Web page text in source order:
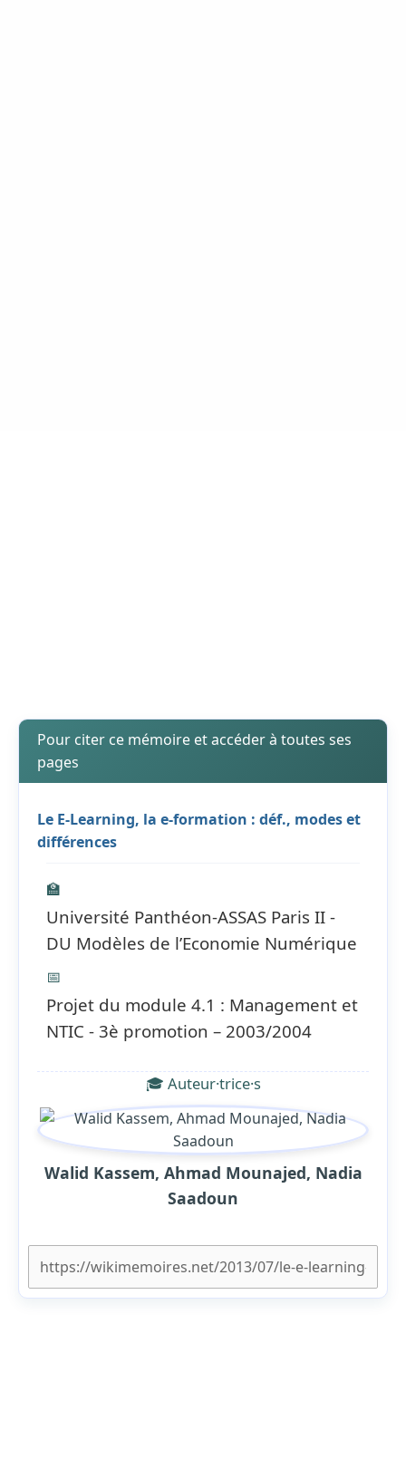
Pour citer ce mémoire et accéder à toutes ses
pages
Le E-Learning, la e-formation : déf., modes et
différences
🏫
Université Panthéon-ASSAS Paris II -
DU Modèles de l’Economie Numérique
📅
Projet du module 4.1 : Management et
NTIC - 3è promotion – 2003/2004
🎓 Auteur·trice·s
Walid Kassem, Ahmad Mounajed, Nadia
Saadoun